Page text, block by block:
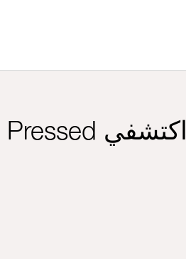
اكتشفي Clinique Fresh Pressed